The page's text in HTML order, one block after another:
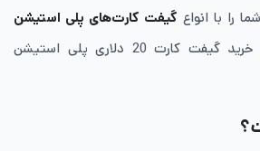
را با انواع گیفت کارت‌های پلی استیشن
آشنا کرده و شما را در خرید گیفت کارت 20 دلاری پلی استیشن